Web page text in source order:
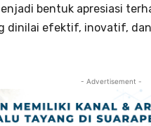
bentuk apresiasi
dinilai efektif, inovatif,
- Advertisement -